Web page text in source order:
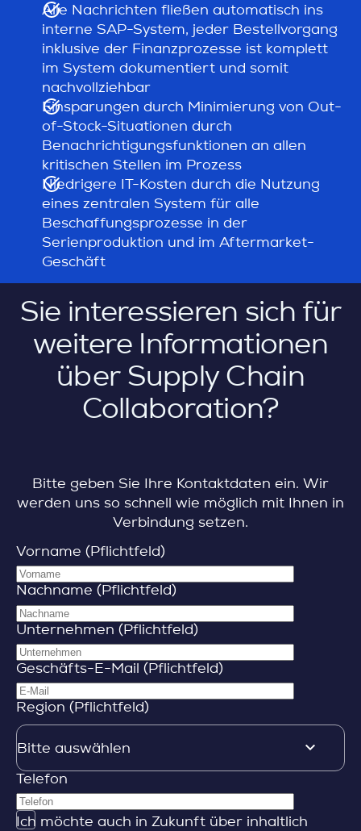
Alle Nachrichten fließen automatisch ins
interne SAP-System, jeder Bestellvorgang
inklusive der Finanzprozesse ist komplett
im System dokumentiert und somit
nachvollziehbar
Einsparungen durch Minimierung von Out-
of-Stock-Situationen durch
Benachrichtigungsfunktionen an allen
kritischen Stellen im Prozess
Niedrigere IT-Kosten durch die Nutzung
eines zentralen System für alle
Beschaffungsprozesse in der
Serienproduktion und im Aftermarket-
Geschäft
Sie interessieren sich für
weitere Informationen
über Supply Chain
Collaboration?
Bitte geben Sie Ihre Kontaktdaten ein. Wir
werden uns so schnell wie möglich mit Ihnen in
Verbindung setzen.
Vorname (Pflichtfeld)
Nachname (Pflichtfeld)
Unternehmen (Pflichtfeld)
Geschäfts-E-Mail (Pflichtfeld)
Region (Pflichtfeld)
Telefon
Ich möchte auch in Zukunft über inhaltlich